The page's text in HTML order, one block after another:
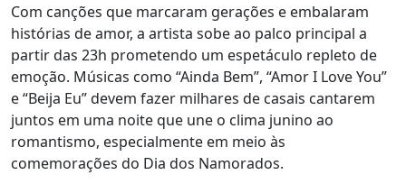
Com canções que marcaram gerações e embalaram
histórias de amor, a artista sobe ao palco principal a
partir das 23h prometendo um espetáculo repleto de
emoção. Músicas como “Ainda Bem”, “Amor I Love You”
e “Beija Eu” devem fazer milhares de casais cantarem
juntos em uma noite que une o clima junino ao
romantismo, especialmente em meio às
comemorações do Dia dos Namorados.